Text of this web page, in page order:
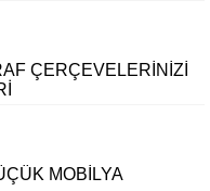
ÇERÇEVELERINIZI
MOBILYA